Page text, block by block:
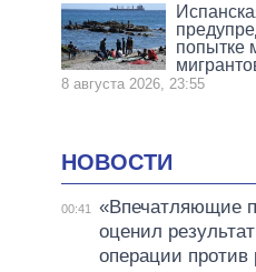
попытке
8 августа 2026, 23:55
НОВОСТИ
00:41
«Впечатляющие
оценил
операции